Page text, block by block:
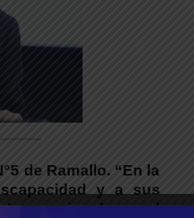
de Ramallo. “En la
y a sus
Internacional con el